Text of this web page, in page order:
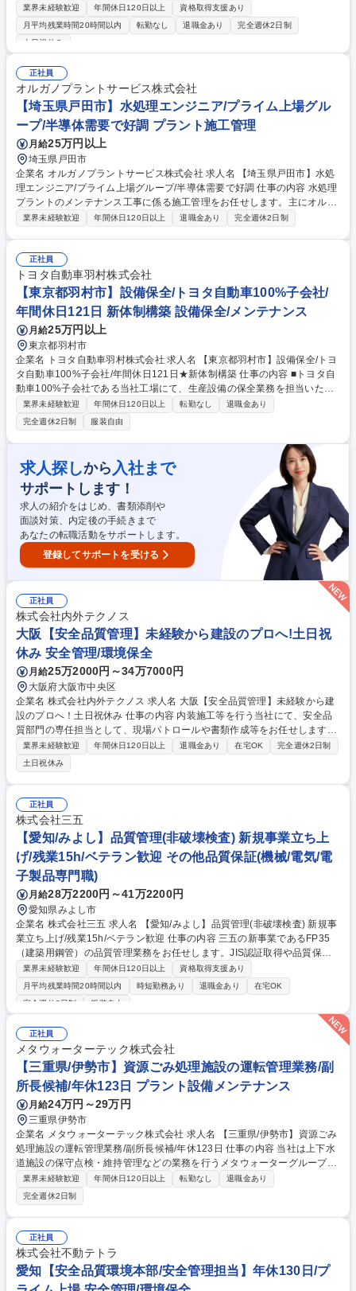
量技術を基礎から学び、段階的に専門性を高めます。 ※建設作業に該当す
る業務は発生しません。 【具体的には】道路・河川・上下水道など公共測
量案件を担当いただきます。現場での計測からスタートし、3Dレーザー
POINT）等で加工・解析し、図面作成まで段階的に習得します。最新ICT
技術を活用し、現場とPCの両方で活躍する技術者を目指せます。 募集職
種 未経験歓迎【白山市/ICT測量エンジニア】3Dデータ解析/年休125日/残
業時間月10h
業界未経験歓迎 年間休日120日以上
資格取得支援あり
月平均残業時間20時間以内
転勤なし 退職金あり
完全週休2日制
土日祝休み
正社員
オルガノプラントサービス株式会社
【埼玉県戸田市】水処理エンジニア/プライム上場グル
ープ/半導体需要で好調 プラント施工管理
月給25万円以上
埼玉県戸田市
企業名 オルガノプラントサービス株式会社 求人名 【埼玉県戸田市】水処
理エンジニア/プライム上場グループ/半導体需要で好調 仕事の内容 水処理
プラントのメンテナンス工事に係る施工管理をお任せします。主にオルガ
ノが納入した大規模水処理プラントを扱います。顧客は半導体・液晶等を
ガノグループ各社と協力して業務を進めていきます。 【技術力】世界トッ
プレベルの技術で生み出す「超純水」でエレクトロニクスの発展を支えて
います。工場で使われた排水を再び「超純水」のレベルまで磨き上げま
す。オルガノグループは、「水」に秘められた能力を引き出し、産業と社
会の未来を拓いていきます。※建物の改変を伴う業務は含まない 募集職種
【埼玉県戸田市】水処理エンジニア/プライム上場グループ/半導体需要で
好調
業界未経験歓迎 年間休日120日以上 退職金あり 完全週休2日制
正社員
トヨタ自動車羽村株式会社
【東京都羽村市】設備保全/トヨタ自動車100%子会社/
年間休日121日 新体制構築 設備保全/メンテナンス
月給25万円以上
東京都羽村市
企業名 トヨタ自動車羽村株式会社 求人名 【東京都羽村市】設備保全/トヨ
タ自動車100%子会社/年間休日121日★新体制構築 仕事の内容 ■トヨタ自
動車100%子会社である当社工場にて、生産設備の保全業務を担当いただ
きます。仕事の内容は、以下のとおりです。 ■生産設備の定期点検、予防
保全、メンテナンス対応 ■設備トラブルの原因分析および再発防止策の立
案・実行 ■生産性向上に向けた設備改善 （安全・品質・コスト・稼働率の
向上） ※建物の改変を伴う業務は含まない 募集職種 【東京都羽村市】設
備保全/トヨタ自動車100%子会社/年間休日121日★新体制構築
業界未経験歓迎 年間休日120日以上 転勤なし
退職金あり
完全週休2日制
服装自由
求人探しから 入社まで
サポートします！
求人の紹介をはじめ、書類添削や
面談対策、内定後の手続きまで
あなたの転職活動をサポートします。
登録してサポートを受ける
正社員
株式会社内外テクノス
大阪【安全品質管理】未経験から建設のプロへ!土日祝
休み 安全管理/環境保全
月給25万2000円～34万7000円
大阪府大阪市中央区
企業名 株式会社内外テクノス 求人名 大阪【安全品質管理】未経験から建
設のプロへ！土日祝休み 仕事の内容 内装施工等を行う当社にて、安全品
質部門の専任担当として、現場パトロールや書類作成等をお任せします。
■安全業務： 安全書類（グリーンファイル等）の作成・確認、現場パトロ
ール、安全衛生協議会の運営、安全大会の開催、事故発生時の初動対応 ■
品質業務： 現場の品質チェック（パトロール）、品質関連書類の作成、外
部連絡会への対応 募集職種 大阪【安全品質管理】未経験から建設のプロ
へ！土日祝休み
業界未経験歓迎 年間休日120日以上 退職金あり 在宅OK
完全週休2日制
土日祝休み
正社員
株式会社三五
【愛知/みよし】品質管理(非破壊検査) 新規事業立ち上
げ/残業15h/ベテラン歓迎 その他品質保証(機械/電気/電
子製品専門職)
月給28万2200円～41万2200円
愛知県みよし市
企業名 株式会社三五 求人名 【愛知/みよし】品質管理(非破壊検査) 新規事
業立ち上げ/残業15h/ベテラン歓迎 仕事の内容 三五の新事業であるFP35
（建築用鋼管）の品質管理業務をお任せします。JIS認証取得や品質保証
体制の構築に携わり、新事業の立ち上げを品質面から支える重要なポジシ
ョンです。 ■品質管理：JIS Z2305（渦電流検査）の資格を活かした検
査・品質保証業務 ■認証対応：JIS認定工場の認証取得・維持管理に関する
★将来的には社内教育や資格者育成も担い、新事業を品質面からリードし
たい方を歓迎します★ 募集職種 【愛知/みよし】品質管理(非破壊検査) 新
規事業立ち上げ/残業15h/ベテラン歓迎
業界未経験歓迎 年間休日120日以上
資格取得支援あり
月平均残業時間20時間以内
時短勤務あり 退職金あり
在宅OK
完全週休2日制
服装自由
正社員
メタウォーターテック株式会社
【三重県/伊勢市】資源ごみ処理施設の運転管理業務/副
所長候補/年休123日 プラント設備メンテナンス
月給24万円～29万円
三重県伊勢市
企業名 メタウォーターテック株式会社 求人名 【三重県/伊勢市】資源ごみ
処理施設の運転管理業務/副所長候補/年休123日 仕事の内容 当社は上下水
道施設の保守点検・維持管理などの業務を行うメタウォーターグループの
企業として、水・環境インフラを支えてます。 そんな当社にて、資源ごみ
処理施設の運転管理業務を担当します。 【詳細】 ■不燃・粗大・資源ごみ
処理施設における、運転管理業務の副所長候補（将来の所長要員） ■顧客
との調整・折衝 ■作業員の安全指導・作業管理 ■プラント設備の保守点検
業務 ■その他、施設の安定操業に必要な業務 募集職種 【三重県/伊勢市】
資源ごみ処理施設の運転管理業務/副所長候補/年休123日
業界未経験歓迎 年間休日120日以上 転勤なし
退職金あり
完全週休2日制
正社員
株式会社不動テトラ
愛知【安全品質環境本部/安全管理担当】年休130日/プ